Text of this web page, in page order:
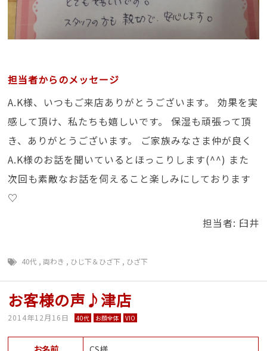
担当者からのメッセージ
A.K様、いつもご来店ありがとうございます。 効果を実
感して頂け、私たちも嬉しいです。 保湿も頑張って頂
き、ありがとうございます。 ご家族みなさま仲が良く
A.K様のお話を聞いているとほっこりします(^^) また
次回も素敵なお話を伺えること楽しみにしております
♡
担当者: 臼井
40代 ,両わき , ひじ下＆ひざ下 , ひざ下
お客様の声♪津店
2014年12月16日 40代 お顔全体 VIO